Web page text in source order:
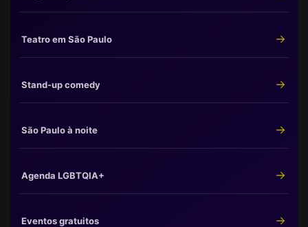
Teatro em São Paulo
Stand-up comedy
São Paulo à noite
Agenda LGBTQIA+
Eventos gratuitos